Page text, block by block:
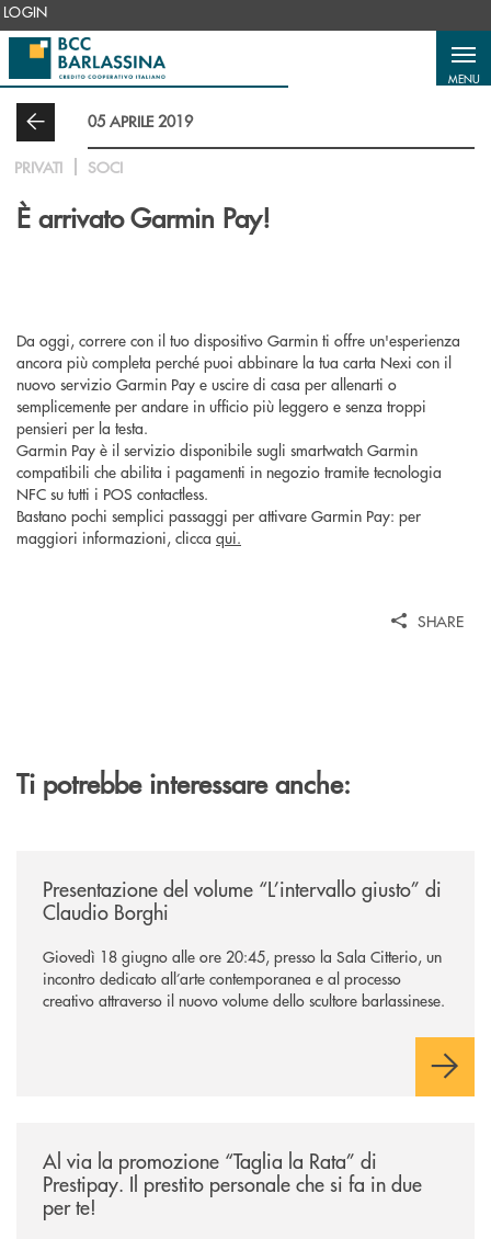
Salta al contenuto principale
LOGIN
MENU
05 APRILE 2019
PRIVATI SOCI
È arrivato Garmin Pay!
Da oggi, correre con il tuo dispositivo Garmin ti offre un'esperienza
ancora più completa perché puoi abbinare la tua carta Nexi con il
nuovo servizio Garmin Pay e uscire di casa per allenarti o
semplicemente per andare in ufficio più leggero e senza troppi
pensieri per la testa.
Garmin Pay è il servizio disponibile sugli smartwatch Garmin
compatibili che abilita i pagamenti in negozio tramite tecnologia
NFC su tutti i POS contactless.
Bastano pochi semplici passaggi per attivare Garmin Pay: per
maggiori informazioni, clicca qui.
SHARE
Ti potrebbe interessare anche:
Presentazione del volume “L’intervallo giusto” di
Claudio Borghi
Giovedì 18 giugno alle ore 20:45, presso la Sala Citterio, un
incontro dedicato all’arte contemporanea e al processo
creativo attraverso il nuovo volume dello scultore barlassinese.
Al via la promozione “Taglia la Rata” di
Prestipay. Il prestito personale che si fa in due
per te!